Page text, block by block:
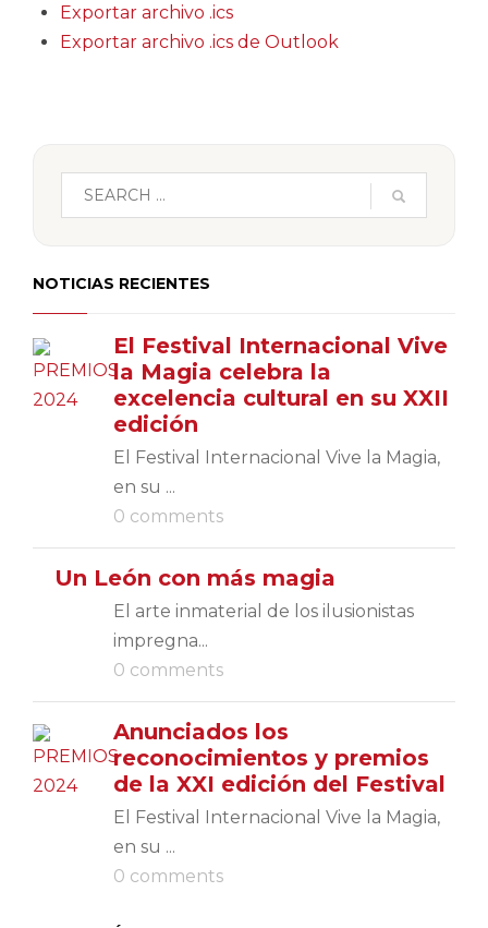
Exportar archivo .ics
Exportar archivo .ics de Outlook
NOTICIAS RECIENTES
El Festival Internacional Vive
la Magia celebra la
excelencia cultural en su XXII
edición
El Festival Internacional Vive la Magia,
en su ...
0 comments
Un León con más magia
El arte inmaterial de los ilusionistas
impregna...
0 comments
Anunciados los
reconocimientos y premios
de la XXI edición del Festival
El Festival Internacional Vive la Magia,
en su ...
0 comments